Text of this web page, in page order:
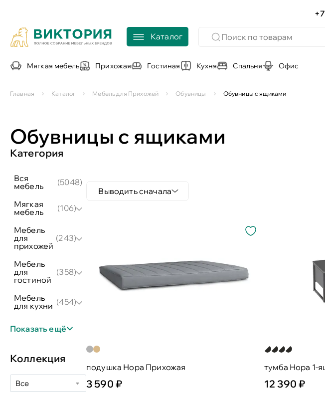
Каталог
Мягкая мебель Прихожая Гостиная Кухня Спальня Офис
Главная Каталог Мебель для Прихожей Обувницы Обувницы с ящиками
Обувницы с ящиками
Категория
вся
мебель
(5048)
мягкая
мебель
(106)
мебель
для
прихожей
(243)
мебель
для
гостиной
(358)
мебель
для кухни (454)
Показать ещё
Коллекция
Все
Выводить сначала
подушка Нора Прихожая
3 590 ₽
тумба Нора 1-
12 390 ₽